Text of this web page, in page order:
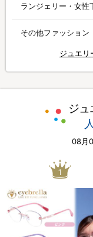
ランジェリー・女性
その他ファッション
ジュエリ
ジ
08月
1